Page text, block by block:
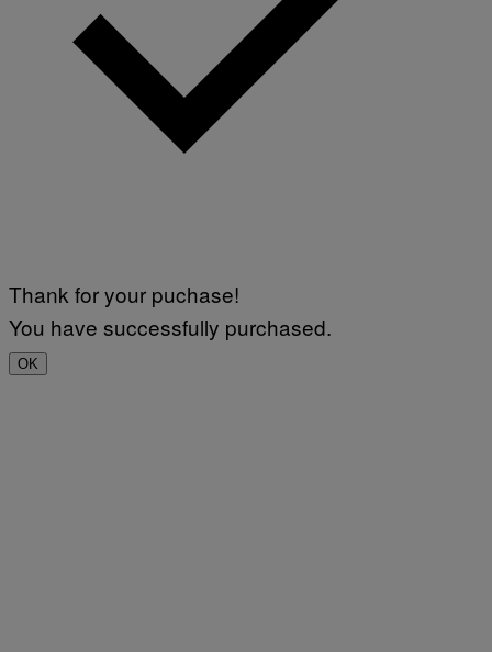
Thank for your puchase!
You have successfully purchased.
OK